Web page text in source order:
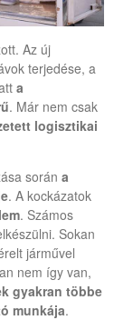
Az új
terjedése, a
a
. Már nem csak
logisztikai
során a
. A kockázatok
. Számos
Sokan
járművel
nem így van,
gyakran többe
munkája.